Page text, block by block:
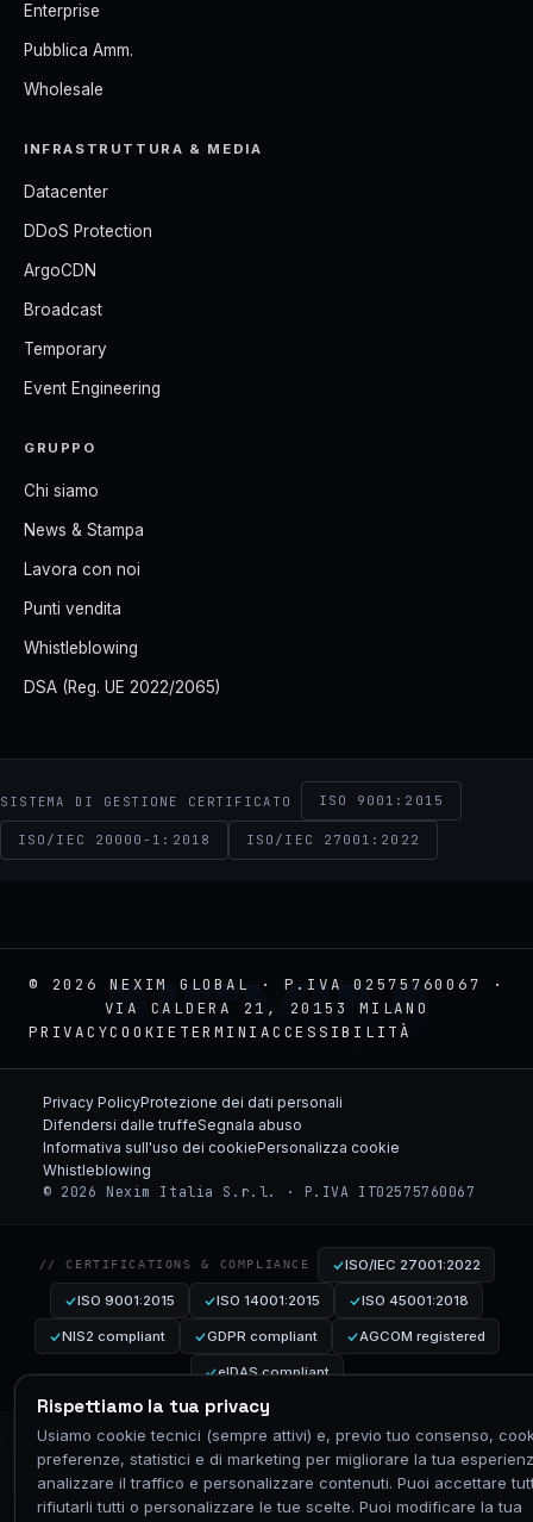
Enterprise
Pubblica Amm.
Wholesale
INFRASTRUTTURA & MEDIA
Datacenter
DDoS Protection
ArgoCDN
Broadcast
Temporary
Event Engineering
GRUPPO
Chi siamo
News & Stampa
Lavora con noi
Punti vendita
Whistleblowing
DSA (Reg. UE 2022/2065)
SISTEMA DI GESTIONE CERTIFICATO ISO 9001:2015
ISO/IEC 20000-1:2018 ISO/IEC 27001:2022
© 2026 NEXIM GLOBAL · P.IVA 02575760067 ·
VIA CALDERA 21, 20153 MILANO
PRIVACYCOOKIE TERMINI ACCESSIBILITÀ
NEXIM
Rispettiamo la tua privacy
Usiamo cookie tecnici (sempre attivi) e, previo tuo consenso,
preferenze, statistici e di marketing per migliorare la tua
analizzare il traffico e personalizzare contenuti. Puoi accettare
rifiutarli tutti o personalizzare le tue scelte. Puoi modificare la tua
Privacy PolicyProtezione dei dati personali
Difendersi dalle truffeSegnala abuso
Informativa sull'uso dei cookiePersonalizza cookie
Whistleblowing
© 2026 Nexim Italia S.r.l. · P.IVA IT02575760067
// CERTIFICATIONS & COMPLIANCE ISO/IEC 27001:2022
ISO 9001:2015 ISO 14001:2015 ISO 45001:2018
NIS2 compliant GDPR compliant AGCOM registered
eIDAS compliant